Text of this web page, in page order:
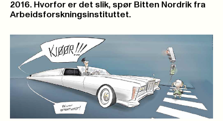
2016. Hvorfor er det slik, spør Bitten Nordrik fra
Arbeidsforskningsinstituttet.